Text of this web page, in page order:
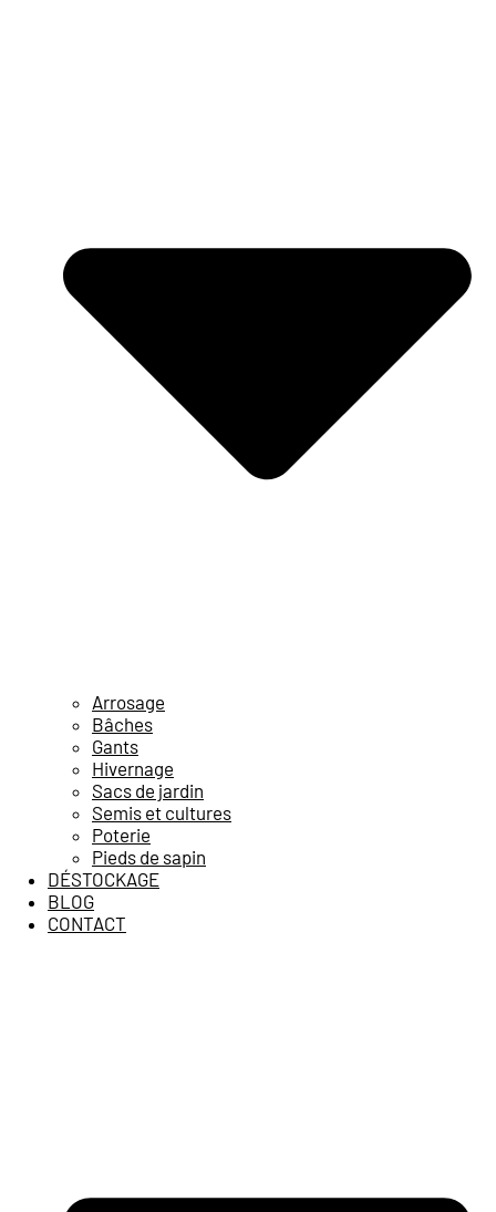
Arrosage
Bâches
Gants
Hivernage
Sacs de jardin
Semis et cultures
Poterie
Pieds de sapin
DÉSTOCKAGE
BLOG
CONTACT